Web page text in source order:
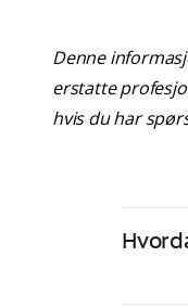
Denne
erstatte
hvis du har